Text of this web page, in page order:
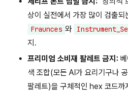
상이 실전에서 가장 많이 검출되
Fraunces 와
지.
프리미엄 소비재 팔레트 금지:
색 조합(모든 AI가 요리기구나
팔레트)을 구체적인 hex 코드까